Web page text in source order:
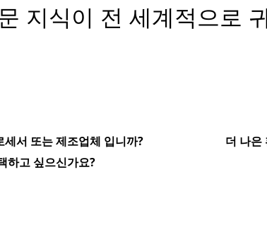
지식이 전 세계적으로
서 또는 제조업체 입니까?
하고 싶으신가요?
더 나은